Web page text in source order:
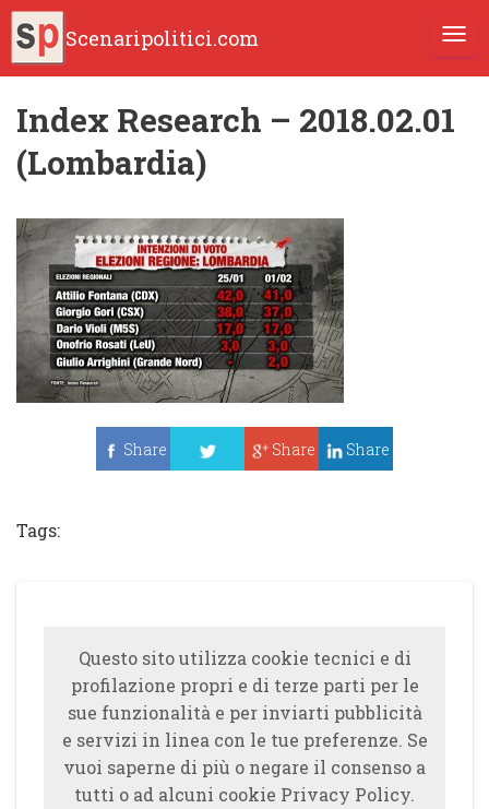
Scenaripolitici.com
Index Research – 2018.02.01
(Lombardia)
Share
Share Share
Tags:
Questo sito utilizza cookie tecnici e di
profilazione propri e di terze parti per le
sue funzionalità e per inviarti pubblicità
e servizi in linea con le tue preferenze. Se
vuoi saperne di più o negare il consenso a
tutti o ad alcuni cookie Privacy Policy.